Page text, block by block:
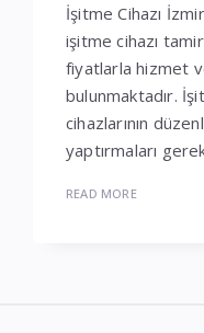
İşitme Cihazı
işitme cihazı
fiyatlarla hizmet
bulunmaktadır.
cihazlarının
yaptırmaları
READ MORE